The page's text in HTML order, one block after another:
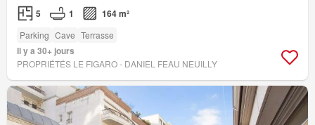
5 1 164 m²
Parking Cave Terrasse
Il y a 30+ jours
PROPRIÉTÉS LE FIGARO - DANIEL FEAU NEUILLY